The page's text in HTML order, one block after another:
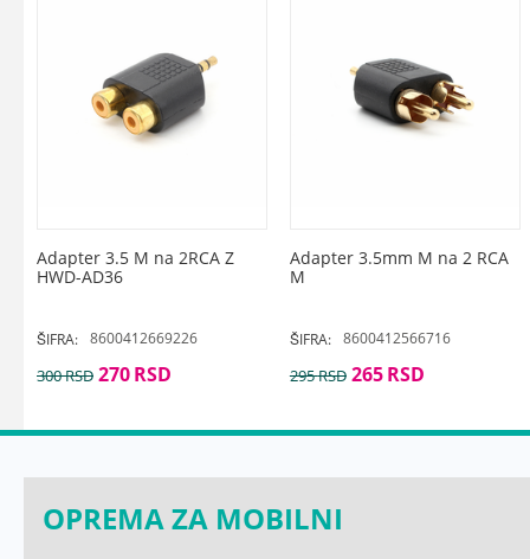
Adapter 3.5 M na 2RCA Z
HWD-AD36
ŠIFRA: 8600412669226
300RSD 270RSD
Adapter 3.5mm M na 2 RCA
M
ŠIFRA: 8600412566716
295RSD 265RSD
OPREMA ZA MOBILNI